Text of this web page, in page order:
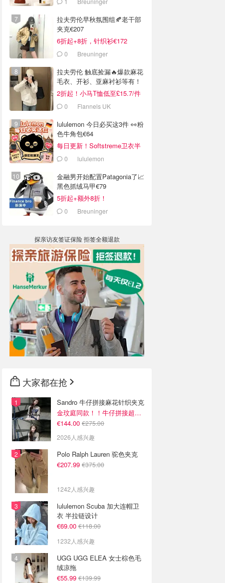
拉夫劳伦早秋氛围组🍂老干部
夹克€207
6折起+8折，针织衫€172
0 Breuninger
拉夫劳伦 触底捡漏🔥爆款麻花
毛衣、开衫、亚麻衬衫等有！
2折起！小马T恤低至£15.7/件
0 Flannels UK
lululemon 今日必买这3件 👀粉
色牛角包€64
每日更新！Softstreme卫衣半
价 0 lululemon
金融男开始配置Patagonia了📈
黑色抓绒马甲€79
5折起+额外8折！
0 Breuninger
探亲访友签证保险 拒签全额退款
大家都在抢
Sandro 牛仔拼接麻花针织夹克
金玟庭同款！！牛仔拼接超有层次感
€144.00 €275.00
2026人感兴趣
Polo Ralph Lauren 驼色夹克
€207.99 €375.00
1242人感兴趣
lululemon Scuba 加大连帽卫
衣 半拉链设计
€69.00 €118.00
1232人感兴趣
UGG UGG ELEA 女士棕色毛
绒凉拖
€55.99 €139.99